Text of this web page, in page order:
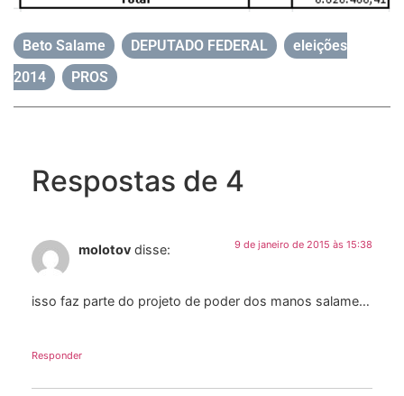
Beto Salame DEPUTADO FEDERAL
eleições
2014
PROS
Respostas de 4
molotov disse: 9 de janeiro de 2015 às 15:38
isso faz parte do projeto de poder dos manos salame…
Responder